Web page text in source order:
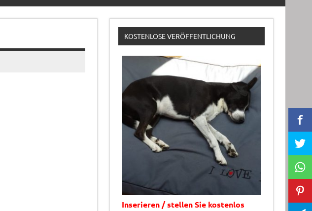
KOSTENLOSE VERÖFFENTLICHUNG
Inserieren / stellen Sie kostenlos